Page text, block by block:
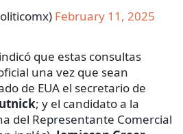
February 11, 2025
que estas consultas
una vez que sean
de EUA el secretario de
; y el candidato a la
del Representante Comercial